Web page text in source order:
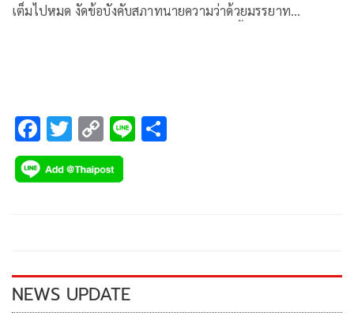
เต็มไปหมด งัดข้อบังคับสภาทนายความว่าด้วยมรรยาท
F
ac
e
k
T
wi
tt
C
o
p
k
Li
NEWS UPDATE